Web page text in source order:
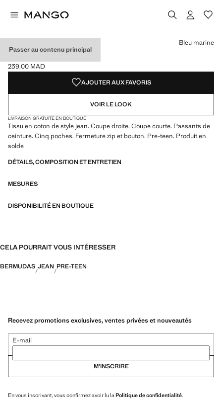
Passer au contenu principal
BERMUDA JEAN
Prix actuel [239,00 MAD ]
239,00 MAD
Choisissez une couleur
Couleur Blanc
Couleur Bleu marine sélectionnée
Couleur Kaki
Bleu marine
AJOUTER AUX FAVORIS
VOIR LE LOOK
LIVRAISON GRATUITE EN BOUTIQUE
Tissu en coton de style jean. Coupe droite. Coupe courte. Passants de
ceinture. Cinq poches. Fermeture zip et bouton. Pre-teen. Produit en
solde
DÉTAILS, COMPOSITION ET ENTRETIEN
MESURES
DISPONIBILITÉ EN BOUTIQUE
CELA POURRAIT VOUS INTÉRESSER
BERMUDAS JEAN PRE-TEEN
Recevez promotions exclusives, ventes privées et nouveautés
E-mail
M’INSCRIRE
En vous inscrivant, vous confirmez avoir lu la Politique de confidentialité.